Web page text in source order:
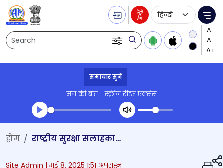
Search
Language
समाचार सुनें
मन की बात स्क्रीन रीडर एक्सेस
Transcript summary
प्ले ऑडियो
होम राष्‍ट्रीय सुरक्षा सलाहकार अजीत डोभाल ने प्रधानमंत्री नरेन्‍द्र मोदी से उनके आवास पर मुलाकात की
Site Admin |मई 8, 2025 1:51 अपराह्न